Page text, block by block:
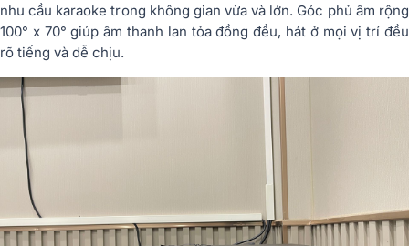
nhu cầu karaoke trong không gian vừa và lớn. Góc phủ âm rộng
100° x 70° giúp âm thanh lan tỏa đồng đều, hát ở mọi vị trí đều
rõ tiếng và dễ chịu.